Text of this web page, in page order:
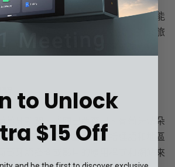
，可以幫助你學習和溝通。這些裝置能
更容易理解母語者或練習對話。對於旅
特別有幫助，能在正式沉浸前建立信
萄牙新聞，或聽巴西森巴、葡萄牙法朵
讓你接觸到真實語言，包括俚語和地區
萄牙語播客或影片的應用程式和網站來
to Unlock
$15 Off